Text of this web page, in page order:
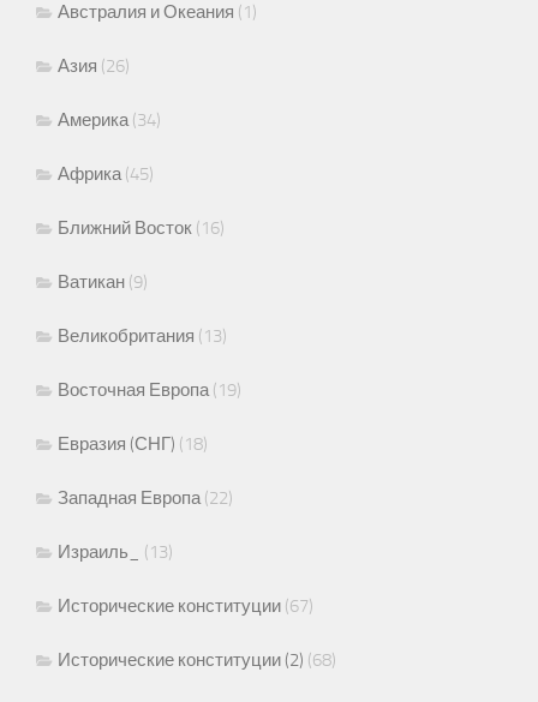
Австралия и Океания (1)
Азия (26)
Америка(34)
Африка(45)
Ближний Восток (16)
Ватикан (9)
Великобритания (13)
Восточная Европа(19)
Евразия (СНГ) (18)
Западная Европа(22)
Израиль_ (13)
Исторические конституции (67)
Исторические конституции (2) (68)